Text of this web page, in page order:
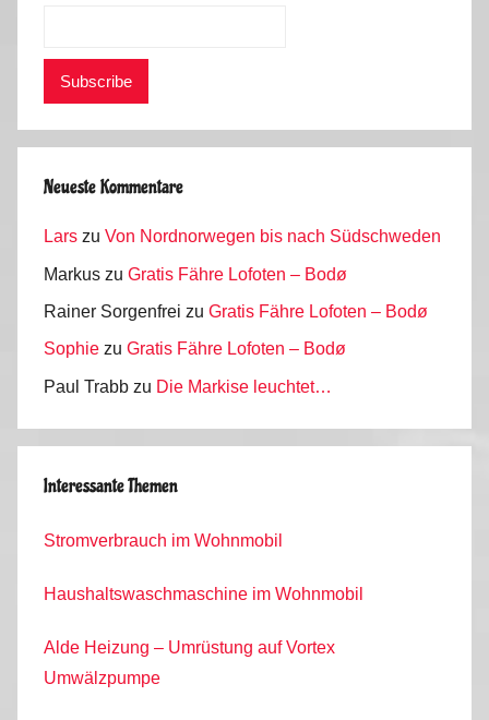
Neueste Kommentare
Lars zu Von Nordnorwegen bis nach Südschweden
Markus zu Gratis Fähre Lofoten – Bodø
Rainer Sorgenfrei zu Gratis Fähre Lofoten – Bodø
Sophie zu Gratis Fähre Lofoten – Bodø
Paul Trabb zu Die Markise leuchtet…
Interessante Themen
Stromverbrauch im Wohnmobil
Haushaltswaschmaschine im Wohnmobil
Alde Heizung – Umrüstung auf Vortex
Umwälzpumpe